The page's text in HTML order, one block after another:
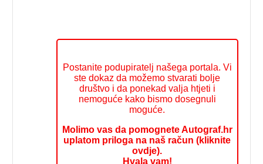
Postanite podupiratelj našega portala. Vi
ste dokaz da možemo stvarati bolje
društvo i da ponekad valja htjeti i
nemoguće kako bismo dosegnuli
moguće.
Molimo vas da pomognete Autograf.hr
uplatom priloga na naš račun (kliknite
ovdje).
Hvala vam!